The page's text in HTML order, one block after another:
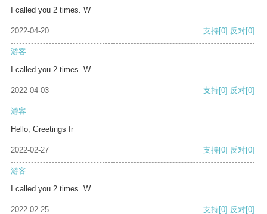
I called you 2 times. W
2022-04-20 支持[0] 反对[0]
游客
I called you 2 times. W
2022-04-03 支持[0] 反对[0]
游客
Hello, Greetings fr
2022-02-27 支持[0] 反对[0]
游客
I called you 2 times. W
2022-02-25 支持[0] 反对[0]